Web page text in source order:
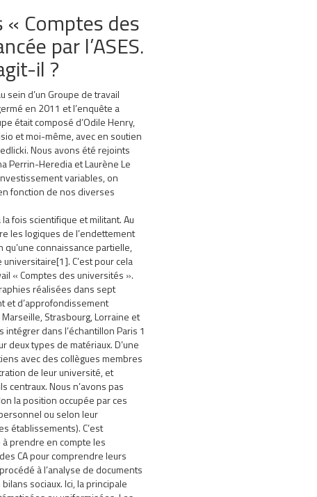
« Comptes des
par l’ASES.
il ?
sein d’un Groupe de travail
en 2011 et l’enquête a
était composé d’Odile Henry,
et moi-même, avec en soutien
Nous avons été rejoints
Perrin-Heredia et Laurène Le
variables, on
fonction de nos diverses
fois scientifique et militant. Au
les logiques de l’endettement
connaissance partielle,
C’est pour cela
« Comptes des universités ».
réalisées dans sept
et d’approfondissement
Strasbourg, Lorraine et
dans l’échantillon Paris 1
deux types de matériaux. D’une
avec des collègues membres
de leur université, et
centraux. Nous n’avons pas
la position occupée par ces
ou selon leur
établissements). C’est
prendre en compte les
CA pour comprendre leurs
à l’analyse de documents
sociaux. Ici, la principale